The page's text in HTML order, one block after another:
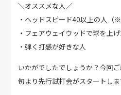
＼オススメな人／
・ヘッドスピード40以上の人（※
・フェアウェイウッドで球を上
・弾く打感が好きな人
いかがでしたでしょうか？今回
旬より先行試打会がスタートしま